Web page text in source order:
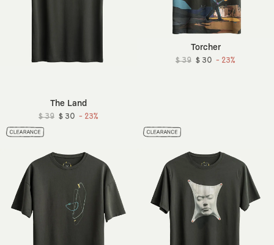
The Land
$ 39 $ 30 - 23%
Torcher
$ 39 $ 30 - 23%